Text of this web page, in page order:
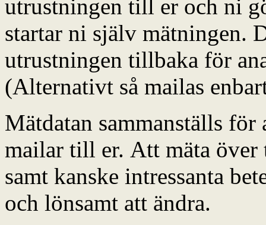
utrustningen till er och ni
startar ni själv mätningen.
utrustningen tillbaka för
(Alternativt så mailas
Mätdatan sammanställs för
mailar till er. Att mäta
samt kanske intressanta
och lönsamt att ändra.